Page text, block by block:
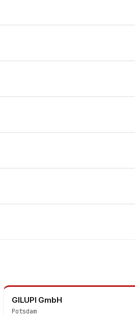
GILUPI GmbH
Potsdam